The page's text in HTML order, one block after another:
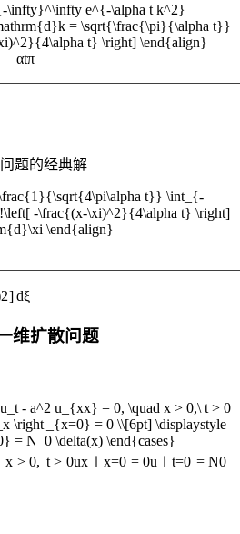
\infty}^\infty e^{-\alpha t k^2}
= \sqrt{\frac{\pi}{\alpha t}}
t} \right] \end{align}
αtπ
题的经典解
t}} \int_{-
-\frac{(x-\xi)^2}{4\alpha t} \right]
\end{align}
2]dξ
维扩散问题
- a^2 u_{xx} = 0, \quad x > 0,\ t > 0
\right|_{x=0} = 0 \\[6pt] \displaystyle
= N_0 \delta(x) \end{cases}
x > 0, t > 0ux ∣ x=0 = 0u ∣t=0 = N0